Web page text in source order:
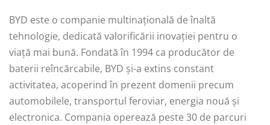
BYD este o companie multinațională de înaltă
tehnologie, dedicată valorificării inovației pentru o
viață mai bună. Fondată în 1994 ca producător de
baterii reîncărcabile, BYD și-a extins constant
activitatea, acoperind în prezent domenii precum
automobilele, transportul feroviar, energia nouă și
electronica. Compania operează peste 30 de parcuri